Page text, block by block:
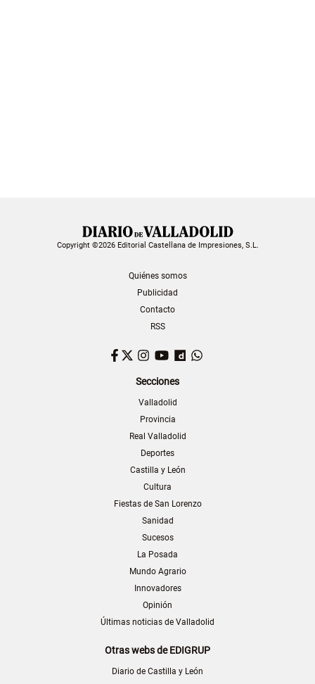
Copyright ©2026 Editorial Castellana de Impresiones, S.L.
Quiénes somos
Publicidad
Contacto
RSS
Facebook
TwitterInstagram
YouTubeDailymotion
Secciones
Valladolid
Provincia
Real Valladolid
Deportes
Castilla y León
Cultura
Fiestas de San Lorenzo
Sanidad
Sucesos
La Posada
Mundo Agrario
Innovadores
Opinión
Últimas noticias de Valladolid
Otras webs de EDIGRUP
Diario de Castilla y León